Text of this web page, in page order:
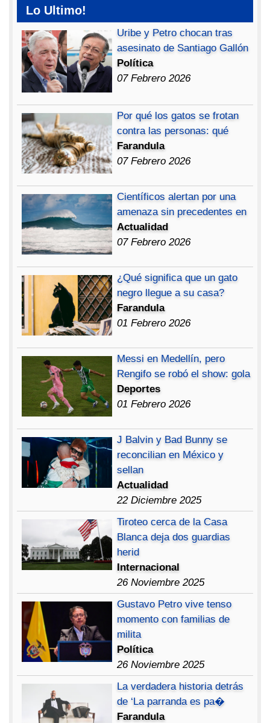
Lo Ultimo!
Uribe y Petro chocan tras
asesinato de Santiago Gallón
Política
07 Febrero 2026
Por qué los gatos se frotan
contra las personas: qué
Farandula
07 Febrero 2026
Científicos alertan por una
amenaza sin precedentes en
Actualidad
07 Febrero 2026
¿Qué significa que un gato
negro llegue a su casa?
Farandula
01 Febrero 2026
Messi en Medellín, pero
Rengifo se robó el show: gola
Deportes
01 Febrero 2026
J Balvin y Bad Bunny se
reconcilian en México y
sellan
Actualidad
22 Diciembre 2025
Tiroteo cerca de la Casa
Blanca deja dos guardias
herid
Internacional
26 Noviembre 2025
Gustavo Petro vive tenso
momento con familias de
milita
Política
26 Noviembre 2025
La verdadera historia detrás
de ‘La parranda es pa�
Farandula